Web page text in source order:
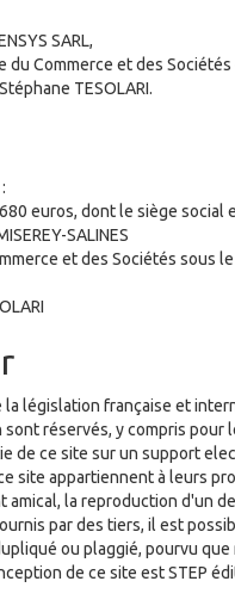
SARL,
Commerce et des
TESOLARI.
euros, dont le siège social
SALINES
et des Sociétés sous
la législation française et
réservés, y compris
de ce site sur un support
site appartiennent à leurs
amical, la reproduction d'un
par des tiers, il est
ou plaggié, pourvu
de ce site est STEP